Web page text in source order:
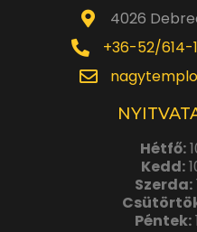
4026
+36-52/614-
Hétfő:
Kedd:
Szerda:
Péntek: